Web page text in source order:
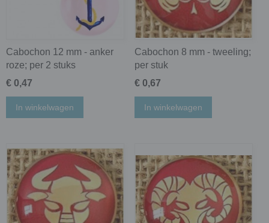
Cabochon 12 mm - anker
roze; per 2 stuks
€ 0,47
In winkelwagen
Cabochon 8 mm - tweeling;
per stuk
€ 0,67
In winkelwagen